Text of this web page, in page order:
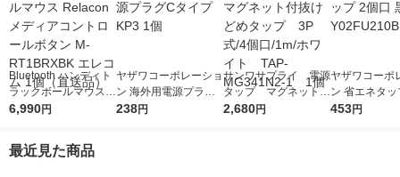
Bluetooth ハンディト
ラックボールマウス R
elacon メディアコン
個（直送品）
6,990円
ヤザワコーポレーショ
ン 海外用電源プラグC
タイプ KP3 1個
238円
サンワサプライ 電源
タップ マグネット付
抜けどめタップ 3P
2,680円
ヤザワコーポ
ン 省エネタ
口 黒
453円
最近見た商品